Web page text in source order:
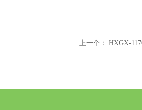
上一个： HXGX-